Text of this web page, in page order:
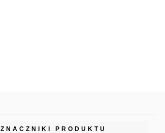
ZNACZNIKI PRODUKTU